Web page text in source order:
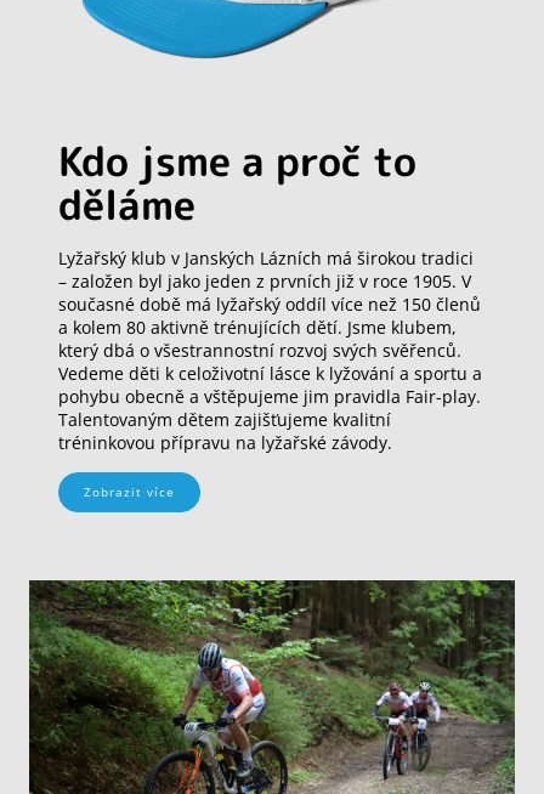
Kdo jsme a proč to
děláme
Lyžařský klub v Janských Lázních má širokou tradici
– založen byl jako jeden z prvních již v roce 1905. V
současné době má lyžařský oddíl více než 150 členů
a kolem 80 aktivně trénujících dětí. Jsme klubem,
který dbá o všestrannostní rozvoj svých svěřenců.
Vedeme děti k celoživotní lásce k lyžování a sportu a
pohybu obecně a vštěpujeme jim pravidla Fair-play.
Talentovaným dětem zajišťujeme kvalitní
tréninkovou přípravu na lyžařské závody.
Zobrazit více